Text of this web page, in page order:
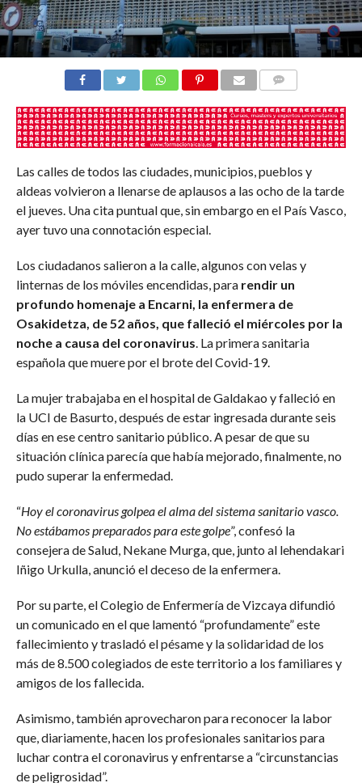
Las calles de todos las ciudades, municipios, pueblos y
aldeas volvieron a llenarse de aplausos a las ocho de la tarde
el jueves. Una cita puntual que, sin embargo en el País Vasco,
ayer tuvo una connotación especial.
Los ciudadanos salieron a la calle, algunos con velas y
linternas de los móviles encendidas, para rendir un
profundo homenaje a Encarni, la enfermera de
Osakidetza, de 52 años, que falleció el miércoles por la
noche a causa del coronavirus . La primera sanitaria
española que muere por el brote del Covid-19.
La mujer trabajaba en el hospital de Galdakao y falleció en
la UCI de Basurto, después de estar ingresada durante seis
días en ese centro sanitario público. A pesar de que su
situación clínica parecía que había mejorado, finalmente, no
pudo superar la enfermedad.
“Hoy el coronavirus golpea el alma del sistema sanitario vasco.
No estábamos preparados para este golpe”, confesó la
consejera de Salud, Nekane Murga, que, junto al lehendakari
Iñigo Urkulla, anunció el deceso de la enfermera.
Por su parte, el Colegio de Enfermería de Vizcaya difundió
un comunicado en el que lamentó “profundamente” este
fallecimiento y trasladó el pésame y la solidaridad de los
más de 8.500 colegiados de este territorio a los familiares y
amigos de los fallecida.
Asimismo, también aprovecharon para reconocer la labor
que, diariamente, hacen los profesionales sanitarios para
luchar contra el coronavirus y enfrentarse a “circunstancias
de peligrosidad”.